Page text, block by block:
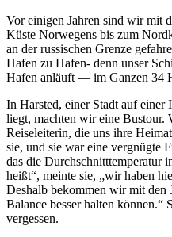
Vor einigen Jahren sind wir mit
Küste Norwegens bis zum
an der russischen Grenze
Hafen zu Hafen- denn unser
Hafen anläuft — im Ganzen 34
In Harsted, einer Stadt auf
liegt, machten wir eine Bustour.
Reiseleiterin, die uns ihre
sie, und sie war eine vergnügte
das die Durchschnitttemperatur
heißt , meinte sie,
wir haben
Deshalb bekommen wir mit den
Balance besser halten können.
vergessen.